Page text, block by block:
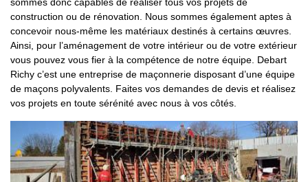
construction ou de rénovation. Nous sommes également aptes à
concevoir nous-même les matériaux destinés à certains œuvres.
Ainsi, pour l’aménagement de votre intérieur ou de votre extérieur
vous pouvez vous fier à la compétence de notre équipe. Debart
Richy c’est une entreprise de maçonnerie disposant d’une équipe
de maçons polyvalents. Faites vos demandes de devis et réalisez
vos projets en toute sérénité avec nous à vos côtés.